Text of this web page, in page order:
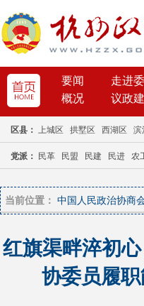
当前位置： 中国人民政治协商
红旗渠畔淬初
协委员履